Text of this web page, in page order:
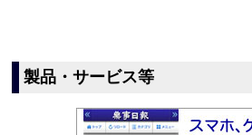
製品・サービス等